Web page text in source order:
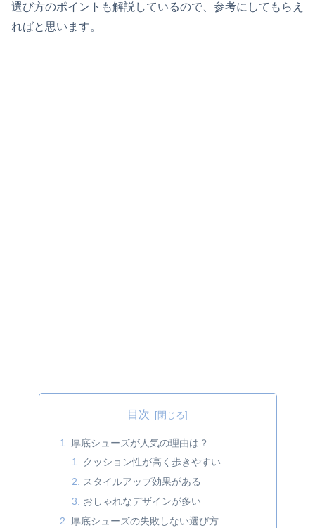
選び方のポイントも解説しているので、参考にしてもらえ
ればと思います。
目次
厚底シューズが人気の理由は？
クッション性が高く歩きやすい
スタイルアップ効果がある
おしゃれなデザインが多い
厚底シューズの失敗しない選び方